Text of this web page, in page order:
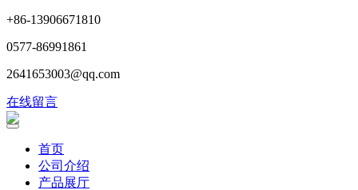
+86-13906671810
0577-86991861
2641653003@qq.com
在线留言
首页
公司介绍
产品展厅